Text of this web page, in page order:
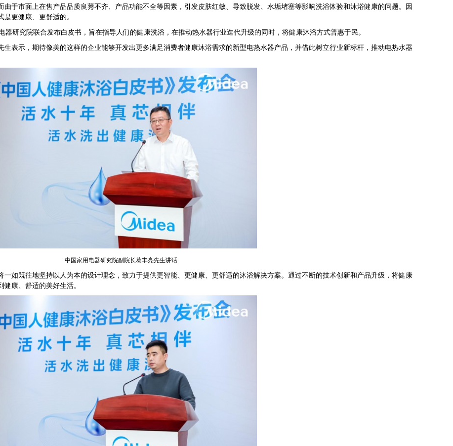
市面上在售产品品质良莠不齐、产品功能不全等因素，引发皮肤红敏、导致脱发、水垢堵塞等影响洗浴体验和沐浴健康的问题。因
更健康、更舒适的。
究院联合发布白皮书，旨在指导人们的健康洗浴，在推动热水器行业迭代升级的同时，将健康沐浴方式普惠于民。
示，期待像美的这样的企业能够开发出更多满足消费者健康沐浴需求的新型电热水器产品，并借此树立行业新标杆，推动电热水器
中国家用电器研究院副院长葛丰亮先生讲话
既往地坚持以人为本的设计理念，致力于提供更智能、更健康、更舒适的沐浴解决方案。通过不断的技术创新和产品升级，将健康
康、舒适的美好生活。